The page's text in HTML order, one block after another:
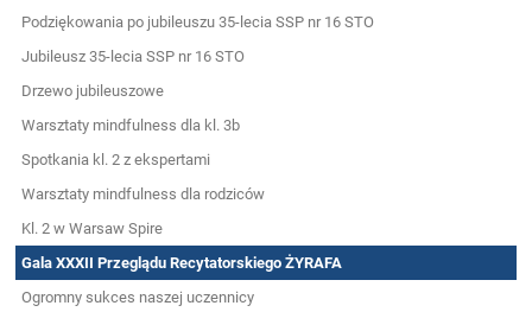
Podziękowania po jubileuszu 35-lecia SSP nr 16 STO
Jubileusz 35-lecia SSP nr 16 STO
Drzewo jubileuszowe
Warsztaty mindfulness dla kl. 3b
Spotkania kl. 2 z ekspertami
Warsztaty mindfulness dla rodziców
Kl. 2 w Warsaw Spire
Gala XXXII Przeglądu Recytatorskiego ŻYRAFA
Ogromny sukces naszej uczennicy